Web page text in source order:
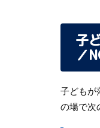
子
／
子どもが
の場で次